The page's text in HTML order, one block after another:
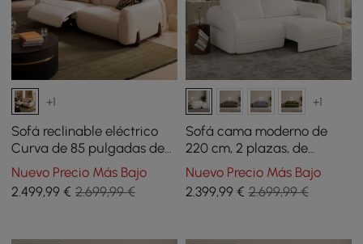
+1
Sofá reclinable eléctrico
Curva de 85 pulgadas de
cuero genuino con
reposacabezas ajustable
Nuevo Precio Más Bajo
2.499,99 € 2.699,99 €
+1
Sofá cama moderno de
220 cm, 2 plazas, de
chenilla, convertible
eléctricamente y con
control remoto
Nuevo Precio Más Bajo
2.399,99€ 2.699,99 €